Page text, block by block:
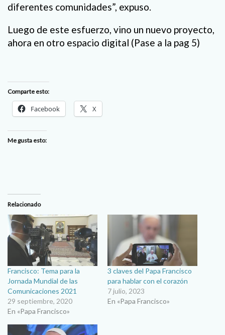
diferentes comunidades”, expuso.
Luego de este esfuerzo, vino un nuevo proyecto,
ahora en otro espacio digital (Pase a la pag 5)
Comparte esto:
Facebook X
Me gusta esto:
Relacionado
Francisco: Tema para la
Jornada Mundial de las
Comunicaciones 2021
29 septiembre, 2020
En «Papa Francisco»
3 claves del Papa Francisco
para hablar con el corazón
7 julio, 2023
En «Papa Francisco»